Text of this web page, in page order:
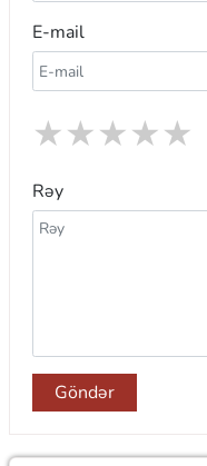
E-mail
★
★
★
★
★
Rəy
Göndər